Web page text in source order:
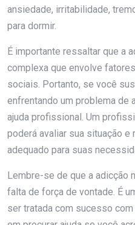
ansiedade, irritabilidade,
para dormir.
É importante ressaltar que a
complexa que envolve
sociais. Portanto, se você
enfrentando um problema de
ajuda profissional. Um
poderá avaliar sua situação e
adequado para suas
Lembre-se de que a adicção
falta de força de vontade. É
ser tratada com sucesso